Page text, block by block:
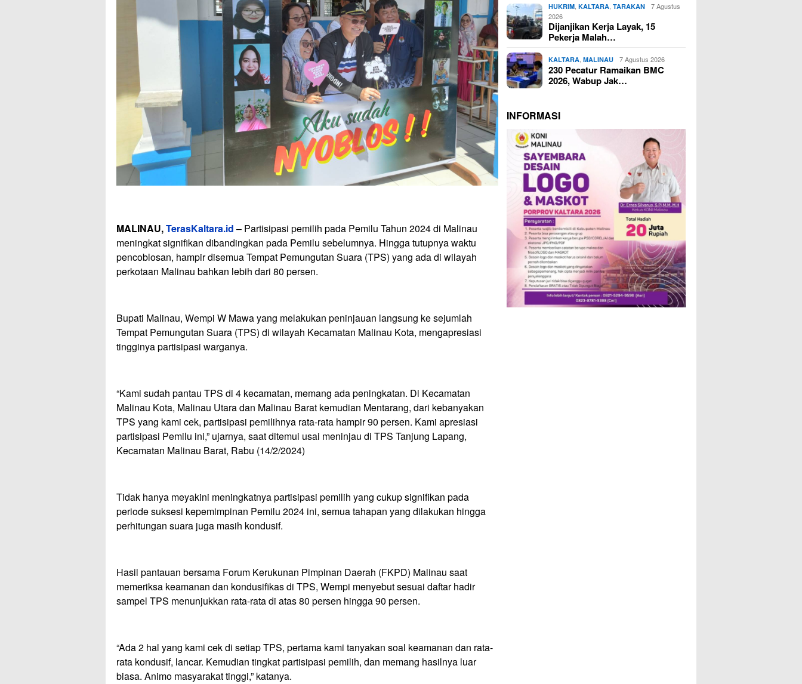
MALINAU,TerasKaltara.id – Partisipasi pemilih pada Pemilu Tahun 2024 di Malinau
meningkat signifikan dibandingkan pada Pemilu sebelumnya. Hingga tutupnya waktu
pencoblosan, hampir disemua Tempat Pemungutan Suara (TPS) yang ada di wilayah
perkotaan Malinau bahkan lebih dari 80 persen.
Bupati Malinau, Wempi W Mawa yang melakukan peninjauan langsung ke sejumlah
Tempat Pemungutan Suara (TPS) di wilayah Kecamatan Malinau Kota, mengapresiasi
tingginya partisipasi warganya.
“Kami sudah pantau TPS di 4 kecamatan, memang ada peningkatan. Di Kecamatan
Malinau Kota, Malinau Utara dan Malinau Barat kemudian Mentarang, dari kebanyakan
TPS yang kami cek, partisipasi pemilihnya rata-rata hampir 90 persen. Kami apresiasi
partisipasi Pemilu ini,” ujarnya, saat ditemui usai meninjau di TPS Tanjung Lapang,
Kecamatan Malinau Barat, Rabu (14/2/2024)
Tidak hanya meyakini meningkatnya partisipasi pemilih yang cukup signifikan pada
periode suksesi kepemimpinan Pemilu 2024 ini, semua tahapan yang dilakukan hingga
perhitungan suara juga masih kondusif.
Hasil pantauan bersama Forum Kerukunan Pimpinan Daerah (FKPD) Malinau saat
memeriksa keamanan dan kondusifikas di TPS, Wempi menyebut sesuai daftar hadir
sampel TPS menunjukkan rata-rata di atas 80 persen hingga 90 persen.
“Ada 2 hal yang kami cek di setiap TPS, pertama kami tanyakan soal keamanan dan rata-
rata kondusif, lancar. Kemudian tingkat partisipasi pemilih, dan memang hasilnya luar
biasa. Animo masyarakat tinggi,” katanya.
HUKRIM ,KALTARA ,TARAKAN
7 Agustus
2026
Dijanjikan Kerja Layak, 15
Pekerja Malah…
KALTARA ,MALINAU 7 Agustus 2026
230 Pecatur Ramaikan BMC
2026, Wabup Jak…
INFORMASI